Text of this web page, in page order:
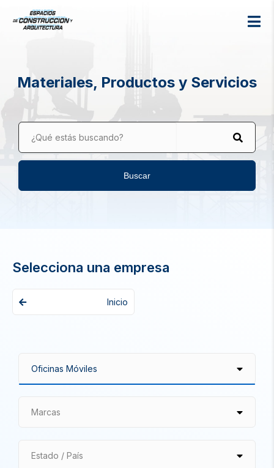
Materiales, Productos y Servicios
¿Qué estás buscando?
Buscar
Selecciona una empresa
Inicio
Marcas
Estado / País